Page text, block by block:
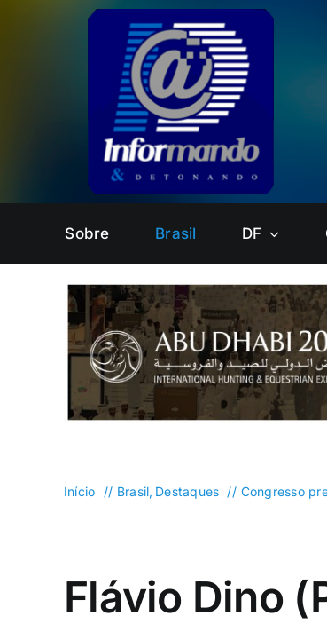
Sobre Brasil DF
Início Brasil Destaques Congresso
Flávio Dino